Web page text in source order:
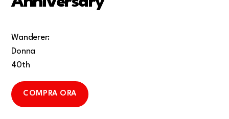
Wanderer:
Donna
40th
COMPRA ORA